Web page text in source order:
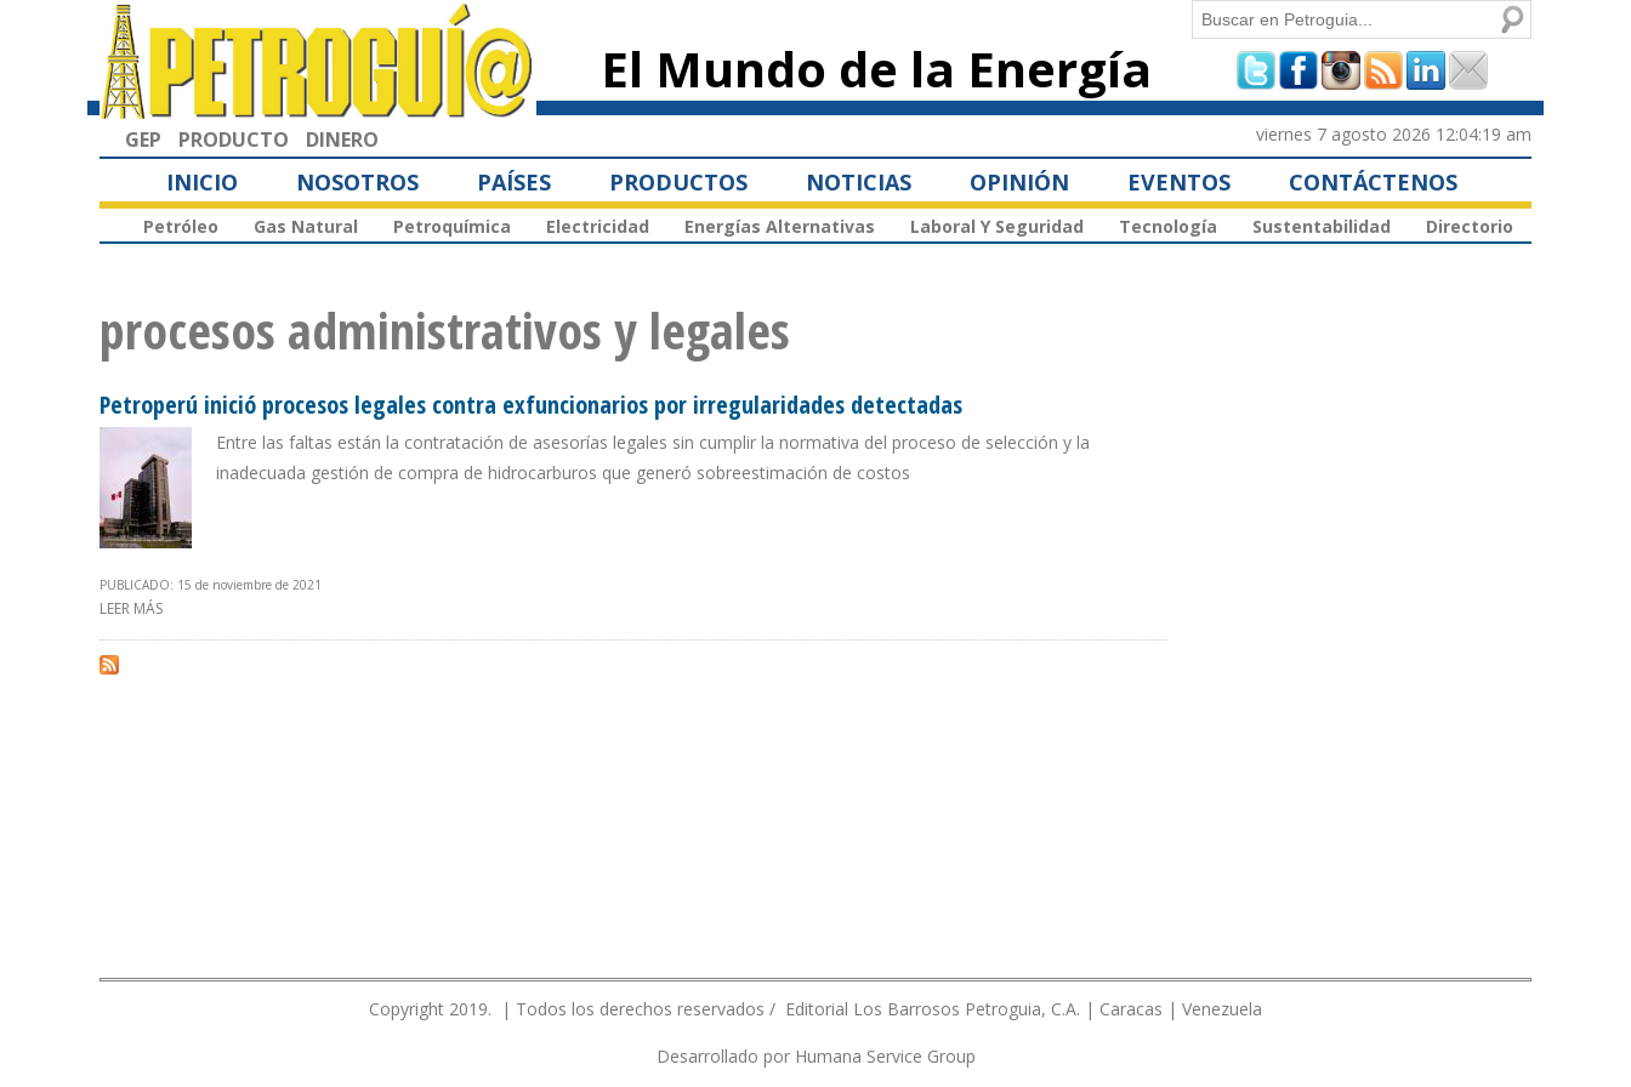
principal
El Mundo de la Energía
Formulario de
búsqueda
Buscar
GEP PRODUCTO DINERO viernes 7 agosto 2026 12:04:19 am
INICIO NOSOTROS PAÍSES PRODUCTOS NOTICIAS OPINIÓN EVENTOS CONTÁCTENOS
Petróleo Gas Natural Petroquímica Electricidad Energías Alternativas Laboral Y Seguridad Tecnología Sustentabilidad Directorio
procesos administrativos y legales
Petroperú inició procesos legales contra exfuncionarios por irregularidades detectadas
Entre las faltas están la contratación de asesorías legales sin cumplir la normativa del proceso de selección y la
inadecuada gestión de compra de hidrocarburos que generó sobreestimación de costos
PUBLICADO: 15 de noviembre de 2021
LEER MÁS
Copyright 2019. | Todos los derechos reservados / Editorial Los Barrosos Petroguia, C.A. | Caracas | Venezuela
Desarrollado por Humana Service Group